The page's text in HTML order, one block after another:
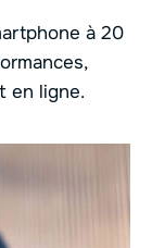
à 20
en ligne.